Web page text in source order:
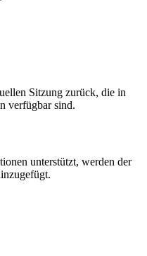
Sitzung zurück, die in
verfügbar sind.
unterstützt, werden der